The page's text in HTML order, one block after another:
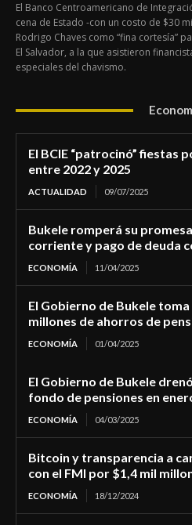
El BCIE “patrocinó” fiestas
entre 2022 y 2025
ACTUALIDAD 09/07/2025
Bukele romperá su
corriente y pago de deuda
ECONOMÍA 11/04/2025
El Gobierno de Bukele
millones de ahorros de
ECONOMÍA 01/04/2025
El Gobierno de Bukele
fondo de pensiones en
ECONOMÍA 04/03/2025
Bitcoin y transparencia a
con el FMI por $1,4 mil
ECONOMÍA 18/12/2024
El Banco Centroamericano de
cena de Estado -con un costo de $30
Rodrigo Chaves como “fina cortesía”
El Salvador, a la que asistieron
especiales del chavismo.